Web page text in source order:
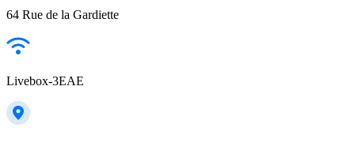
64 Rue de la Gardiette
Livebox-3EAE